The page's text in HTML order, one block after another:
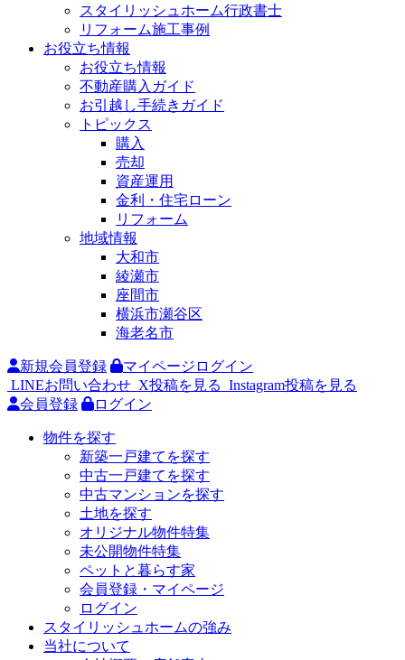
スタイリッシュホーム行政書士
リフォーム施工事例
お役立ち情報
お役立ち情報
不動産購入ガイド
お引越し手続きガイド
トピックス
購入
売却
資産運用
金利・住宅ローン
リフォーム
地域情報
大和市
綾瀬市
座間市
横浜市瀬谷区
海老名市
新規会員登録
マイページログイン
LINEお問い合わせ X投稿を見る Instagram投稿を見る
会員登録
ログイン
物件を探す
新築一戸建てを探す
中古一戸建てを探す
中古マンションを探す
土地を探す
オリジナル物件特集
未公開物件特集
ペットと暮らす家
会員登録・マイページ
ログイン
スタイリッシュホームの強み
当社について